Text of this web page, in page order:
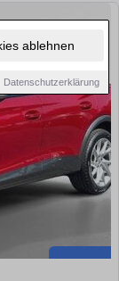
ablehnen
Datenschutzerklärung